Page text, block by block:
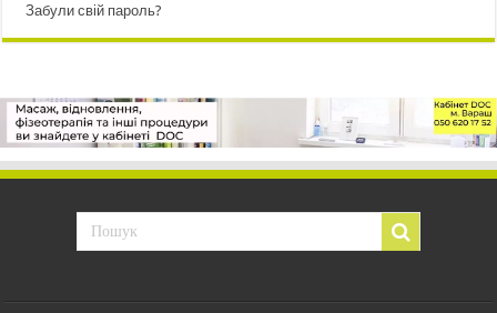
Забули свій пароль?